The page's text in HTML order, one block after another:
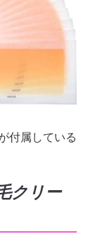
付属している
クリー